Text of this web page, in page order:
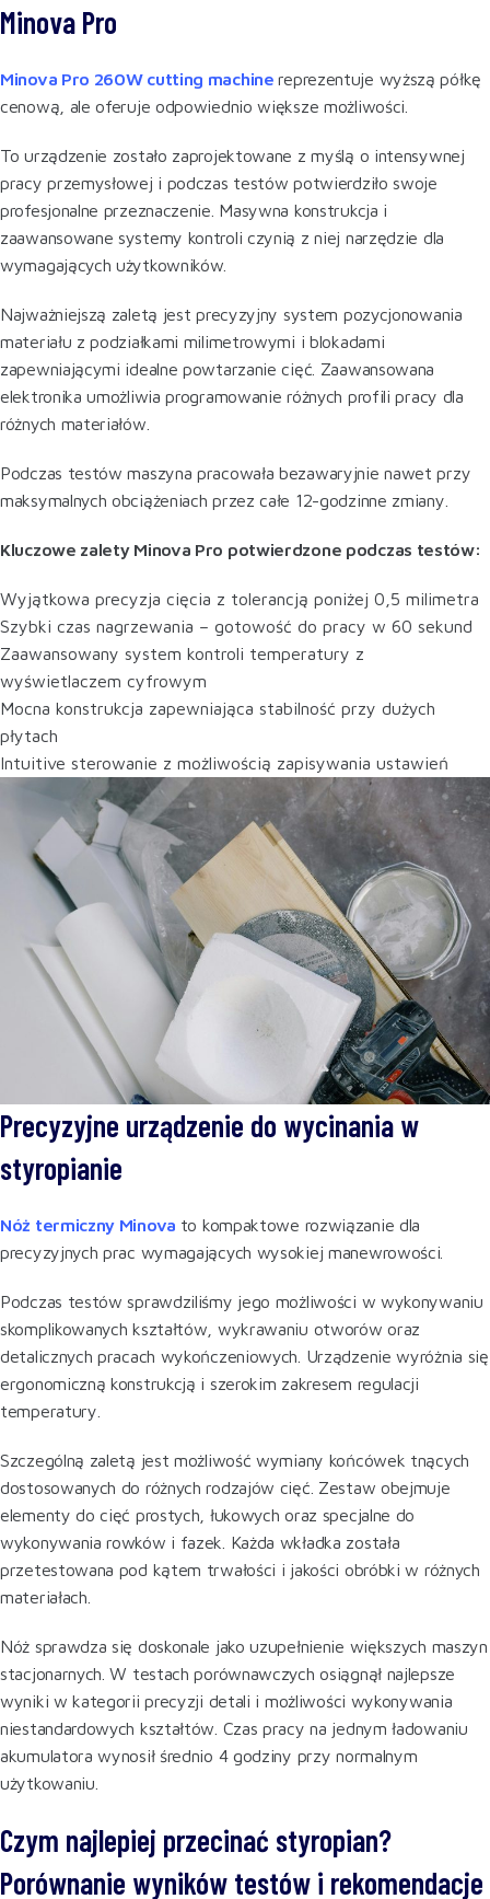
Minova Pro
Minova Pro 260W cutting machine reprezentuje wyższą półkę
cenową, ale oferuje odpowiednio większe możliwości.
To urządzenie zostało zaprojektowane z myślą o intensywnej
pracy przemysłowej i podczas testów potwierdziło swoje
profesjonalne przeznaczenie. Masywna konstrukcja i
zaawansowane systemy kontroli czynią z niej narzędzie dla
wymagających użytkowników.
Najważniejszą zaletą jest precyzyjny system pozycjonowania
materiału z podziałkami milimetrowymi i blokadami
zapewniającymi idealne powtarzanie cięć. Zaawansowana
elektronika umożliwia programowanie różnych profili pracy dla
różnych materiałów.
Podczas testów maszyna pracowała bezawaryjnie nawet przy
maksymalnych obciążeniach przez całe 12-godzinne zmiany.
Kluczowe zalety Minova Pro potwierdzone podczas testów:
Wyjątkowa precyzja cięcia z tolerancją poniżej 0,5 milimetra
Szybki czas nagrzewania – gotowość do pracy w 60 sekund
Zaawansowany system kontroli temperatury z
wyświetlaczem cyfrowym
Mocna konstrukcja zapewniająca stabilność przy dużych
płytach
Intuitive sterowanie z możliwością zapisywania ustawień
Precyzyjne urządzenie do wycinania w
styropianie
Nóż termiczny Minova to kompaktowe rozwiązanie dla
precyzyjnych prac wymagających wysokiej manewrowości.
Podczas testów sprawdziliśmy jego możliwości w wykonywaniu
skomplikowanych kształtów, wykrawaniu otworów oraz
detalicznych pracach wykończeniowych. Urządzenie wyróżnia się
ergonomiczną konstrukcją i szerokim zakresem regulacji
temperatury.
Szczególną zaletą jest możliwość wymiany końcówek tnących
dostosowanych do różnych rodzajów cięć. Zestaw obejmuje
elementy do cięć prostych, łukowych oraz specjalne do
wykonywania rowków i fazek. Każda wkładka została
przetestowana pod kątem trwałości i jakości obróbki w różnych
materiałach.
Nóż sprawdza się doskonale jako uzupełnienie większych maszyn
stacjonarnych. W testach porównawczych osiągnął najlepsze
wyniki w kategorii precyzji detali i możliwości wykonywania
niestandardowych kształtów. Czas pracy na jednym ładowaniu
akumulatora wynosił średnio 4 godziny przy normalnym
użytkowaniu.
Czym najlepiej przecinać styropian?
Porównanie wyników testów i rekomendacje